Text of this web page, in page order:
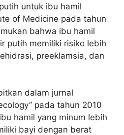
untuk ibu hamil
of Medicine pada tahun
bahwa ibu hamil
putih memiliki risiko lebih
preeklamsia, dan
dalam jurnal
pada tahun 2010
hamil yang minum lebih
bayi dengan berat